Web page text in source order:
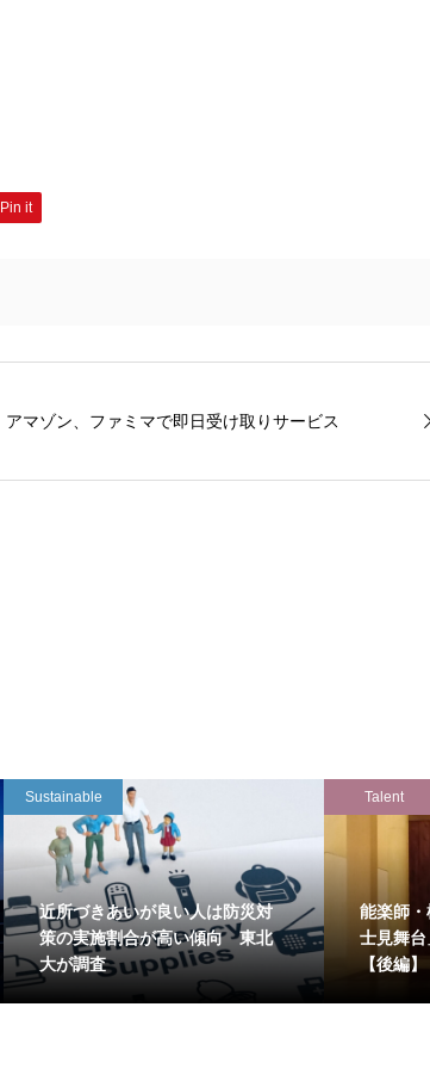
Pin it
アマゾン、ファミマで即日受け取りサービス
Sustainable
近所づきあいが良い人は防災対
策の実施割合が高い傾向 東北
大が調査
Talent
能楽師
士見舞
【後編】